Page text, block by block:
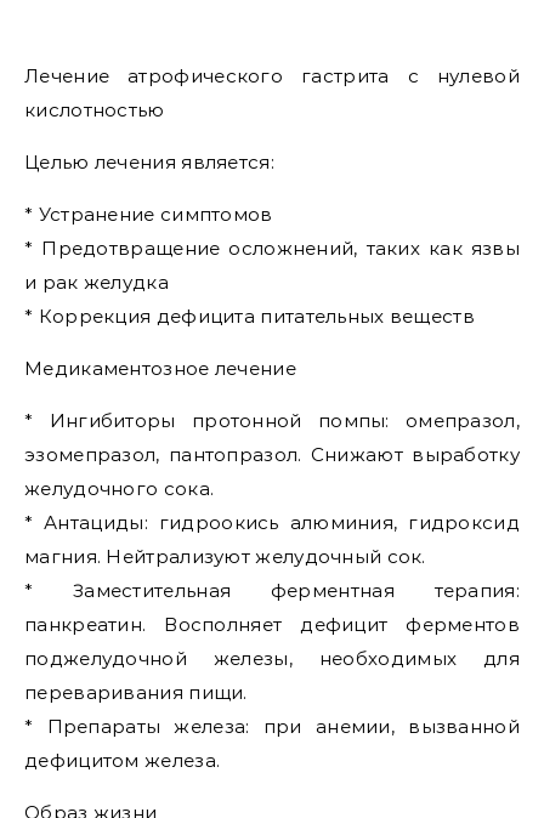
Лечение атрофического гастрита с нулевой
кислотностью
Целью лечения является:
* Устранение симптомов
* Предотвращение осложнений, таких как язвы
и рак желудка
* Коррекция дефицита питательных веществ
Медикаментозное лечение
* Ингибиторы протонной помпы: омепразол,
эзомепразол, пантопразол. Снижают выработку
желудочного сока.
* Антациды: гидроокись алюминия, гидроксид
магния. Нейтрализуют желудочный сок.
* Заместительная ферментная терапия:
панкреатин. Восполняет дефицит ферментов
поджелудочной железы, необходимых для
переваривания пищи.
* Препараты железа: при анемии, вызванной
дефицитом железа.
Образ жизни